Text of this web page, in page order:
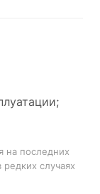
на последних
случаях